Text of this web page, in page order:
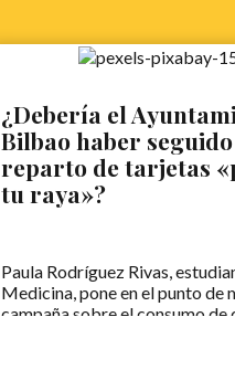
¿Debería el
Bilbao haber
reparto de tarjetas
tu raya»?
Paula Rodríguez Rivas,
Medicina, pone en el punto de
campaña sobre el consumo de